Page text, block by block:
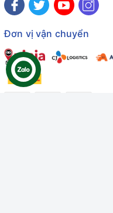
Đơn vị vận chuyển